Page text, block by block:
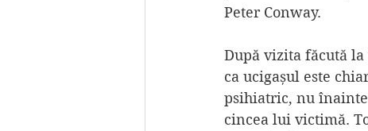
Peter Conway.
După vizita făcută
ca ucigașul este
psihiatric, nu înainte
cincea lui victimă.